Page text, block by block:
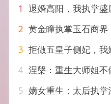
1 退婚高阳，我执掌盛唐&退婚
2 黄金瞳执掌玉石商
3 拒做五皇子侧妃，我嫁帝执掌六宫&拒
4 涅槃：重生大师姐不做垫脚石，执掌仙途&涅
5 嫡女重生：太后执掌江山&嫡